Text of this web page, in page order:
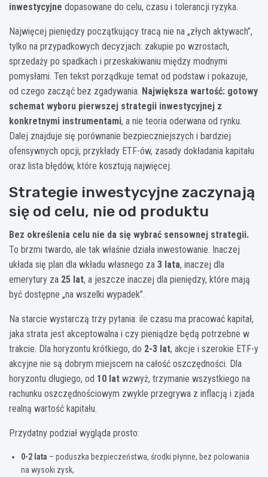
inwestycyjne dopasowane do celu, czasu i tolerancji ryzyka.
Najwięcej pieniędzy początkujący tracą nie na „złych aktywach”,
tylko na przypadkowych decyzjach: zakupie po wzrostach,
sprzedaży po spadkach i przeskakiwaniu między modnymi
pomysłami. Ten tekst porządkuje temat od podstaw i pokazuje,
od czego zacząć bez zgadywania. Największa wartość: gotowy
schemat wyboru pierwszej strategii inwestycyjnej z
konkretnymi instrumentami, a nie teoria oderwana od rynku.
Dalej znajduje się porównanie bezpieczniejszych i bardziej
ofensywnych opcji, przykłady ETF-ów, zasady dokładania kapitału
oraz lista błędów, które kosztują najwięcej.
Strategie inwestycyjne zaczynają
się od celu, nie od produktu
Bez określenia celu nie da się wybrać sensownej strategii.
To brzmi twardo, ale tak właśnie działa inwestowanie. Inaczej
układa się plan dla wkładu własnego za 3 lata, inaczej dla
emerytury za 25 lat, a jeszcze inaczej dla pieniędzy, które mają
być dostępne „na wszelki wypadek”.
Na starcie wystarczą trzy pytania: ile czasu ma pracować kapitał,
jaka strata jest akceptowalna i czy pieniądze będą potrzebne w
trakcie. Dla horyzontu krótkiego, do 2-3 lat, akcje i szerokie ETF-y
akcyjne nie są dobrym miejscem na całość oszczędności. Dla
horyzontu długiego, od 10 lat wzwyż, trzymanie wszystkiego na
rachunku oszczędnościowym zwykle przegrywa z inflacją i zjada
realną wartość kapitału.
Przydatny podział wygląda prosto:
0-2 lata – poduszka bezpieczeństwa, środki płynne, bez polowania
na wysoki zysk,